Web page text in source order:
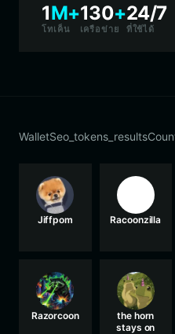
1M+
โทเค็น
130+
เครือข่าย
24/7
ที่ใช้ได้
Jiffpom Racoonzilla
Razorcoon
the horn
stays on